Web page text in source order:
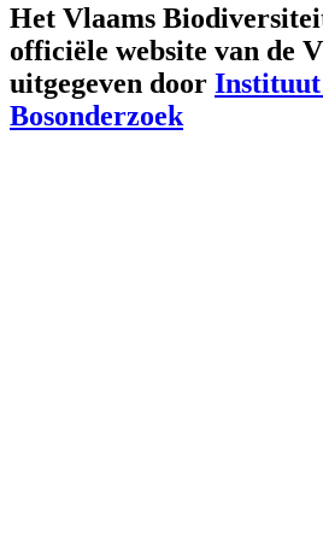
Het Vlaams
officiële website van de
uitgegeven door
Bosonderzoek